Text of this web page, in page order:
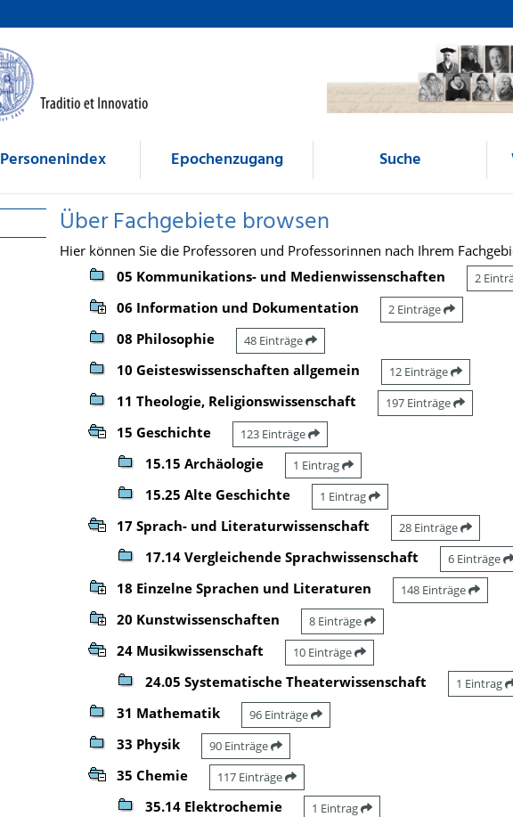
Personenindex Epochenzugang Suche
Über Fachgebiete browsen
Hier können Sie die Professoren und Professorinnen nach Ihrem
05 Kommunikations- und Medienwissenschaften
2
06 Information und Dokumentation 2 Einträge
08 Philosophie 48 Einträge
10 Geisteswissenschaften allgemein 12 Einträge
11 Theologie, Religionswissenschaft 197 Einträge
15 Geschichte 123 Einträge
15.15 Archäologie 1 Eintrag
15.25 Alte Geschichte 1 Eintrag
17 Sprach- und Literaturwissenschaft 28 Einträge
17.14 Vergleichende Sprachwissenschaft 6 Einträge
18 Einzelne Sprachen und Literaturen 148 Einträge
20 Kunstwissenschaften 8 Einträge
24 Musikwissenschaft 10 Einträge
24.05 Systematische Theaterwissenschaft 1 Eintrag
31 Mathematik 96 Einträge
33 Physik 90 Einträge
35 Chemie 117 Einträge
35.14 Elektrochemie 1 Eintrag